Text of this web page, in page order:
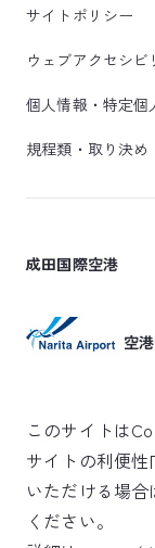
サイトポリシー
ウェブアクセシビ
個人情報・特定個
規程類・取り決め
成田国際空港
空
5スタ
このサイトは
サイトの利便
いただける場
ください。